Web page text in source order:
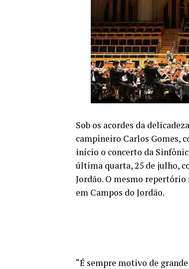
Sob os acordes da
campineiro Carlos Gomes,
início o concerto da
última quarta, 25 de julho,
Jordão. O mesmo
em Campos do Jordão.
“É sempre motivo de